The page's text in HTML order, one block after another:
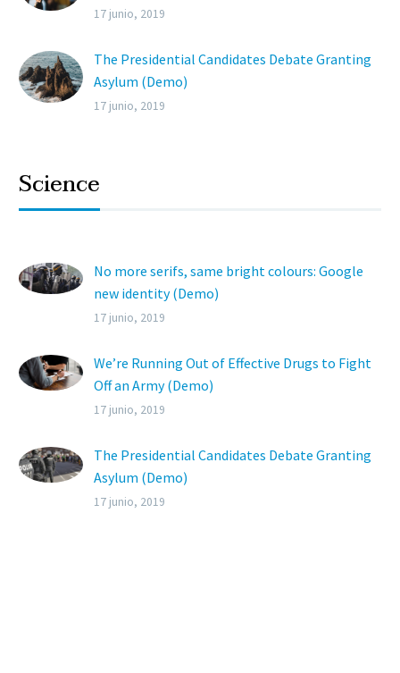
Lorem ipsum dolor sit ametcon sectetur
labore et dolore.
17 junio, 2019
The Presidential Candidates Debate Granting
Asylum (Demo)
Lorem ipsum dolor sit ametcon sectetur
17 junio, 2019
Science
No more serifs, same bright colours: Google
new identity (Demo)
Lorem ipsum dolor sit ametcon sectetur
labore et dolore.
17 junio, 2019
We’re Running Out of Effective Drugs to Fight
Off an Army (Demo)
Lorem ipsum dolor sit ametcon sectetur
labore et dolore.
17 junio, 2019
The Presidential Candidates Debate Granting
Asylum (Demo)
Lorem ipsum dolor sit amet, elit sed do
17 junio, 2019